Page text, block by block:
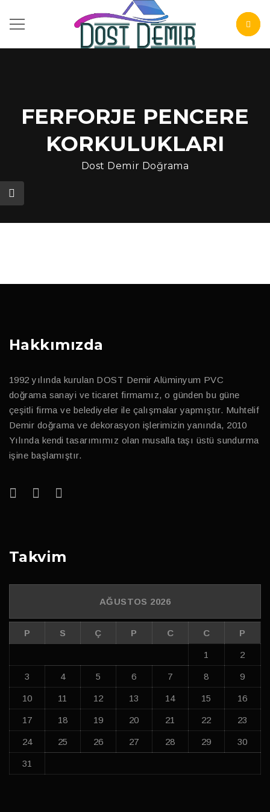
FERFORJE PENCERE
KORKULUKLARI
Dost Demir Doğrama
Hakkımızda
1992 yılında kurulan DOST Demir Alüminyum PVC
doğrama sanayi ve ticaret firmamız, o günden bu güne
çeşitli firma ve belediyeler ile çalışmalar yapmıştır. Muhtelif
Demir doğrama ve dekorasyon işlerimizin yanında, 2010
Yılında kendi tasarımımız olan musalla taşı üstü sundurma
işine başlamıştır.
Takvim
AĞUSTOS 2026
P S Ç P C C P
1 2
3 4 5 6 7 8 9
10 11 12 13 14 15 16
17 18 19 20 21 22 23
24 25 26 27 28 29 30
31